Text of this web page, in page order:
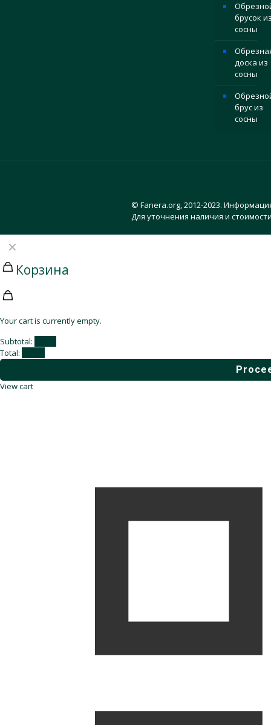
брусок
сосны
доска из
сосны
брус из
сосны
© Fanera.org, 2012-2023.
Для уточнения наличия и
✕
Корзина
Your cart is currently empty.
Subtotal:
Total:
View cart